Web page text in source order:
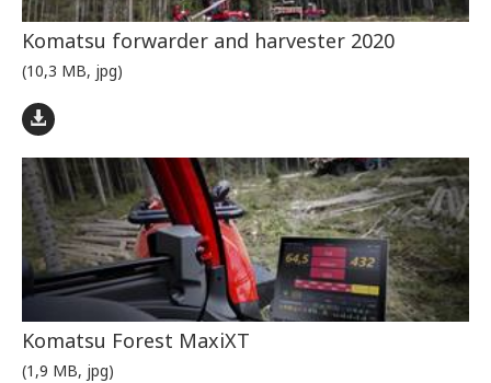
Komatsu forwarder and harvester 2020
(10,3 MB, jpg)
Komatsu Forest MaxiXT
(1,9 MB, jpg)